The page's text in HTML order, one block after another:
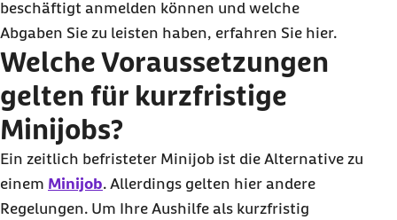
beschäftigt anmelden können und welche
Abgaben Sie zu leisten haben, erfahren Sie hier.
Welche Voraussetzungen
gelten für kurzfristige
Minijobs?
Ein zeitlich befristeter Minijob ist die Alternative zu
einem Minijob. Allerdings gelten hier andere
Regelungen. Um Ihre Aushilfe als kurzfristig